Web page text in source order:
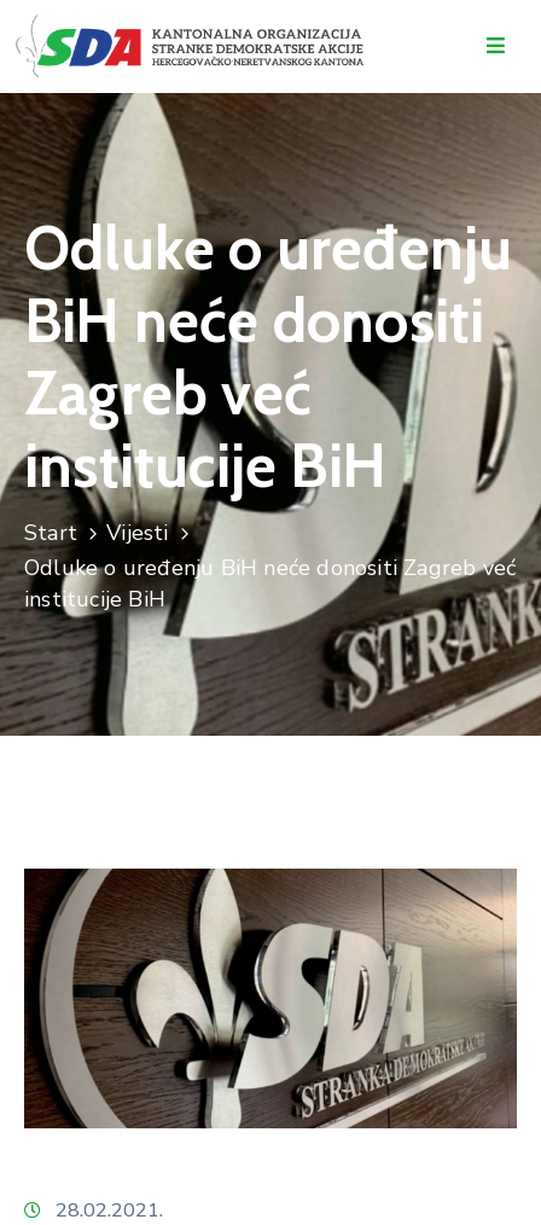
O
NAMA
DOGAĐAJI
VIJESTI
KONTAKT
Odluke o uređenju
BiH neće donositi
Zagreb već
institucije BiH
Start
Vijesti
Odluke o uređenju BiH neće donositi Zagreb već
institucije BiH
28.02.2021.